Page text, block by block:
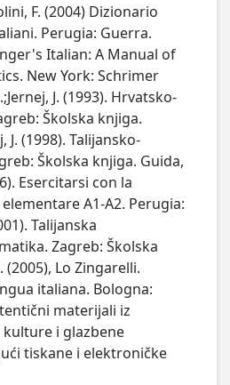
F. (2004) Dizionario
Perugia: Guerra.
Italian: A Manual of
New York: Schrimer
J. (1993). Hrvatsko-
Školska knjiga.
J. (1998). Talijansko-
Školska knjiga. Guida,
Esercitarsi con la
A1-A2. Perugia:
Talijanska
Zagreb: Školska
Lo Zingarelli.
italiana. Bologna:
materijali iz
i glazbene
tiskane i elektroničke